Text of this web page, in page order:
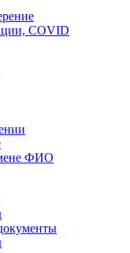
COVID
ФИО